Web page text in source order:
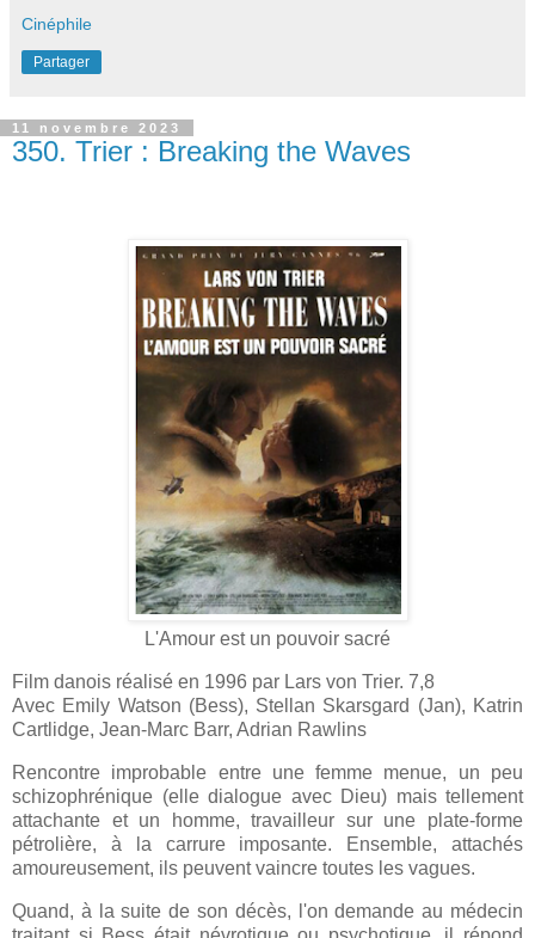
Cinéphile
Partager
11 novembre 2023
350. Trier : Breaking the Waves
L'Amour est un pouvoir sacré
Film danois réalisé en 1996 par Lars von Trier. 7,8
Avec Emily Watson (Bess), Stellan Skarsgard (Jan), Katrin
Cartlidge, Jean-Marc Barr, Adrian Rawlins
Rencontre improbable entre une femme menue, un peu
schizophrénique (elle dialogue avec Dieu) mais tellement
attachante et un homme, travailleur sur une plate-forme
pétrolière, à la carrure imposante. Ensemble, attachés
amoureusement, ils peuvent vaincre toutes les vagues.
Quand, à la suite de son décès, l'on demande au médecin